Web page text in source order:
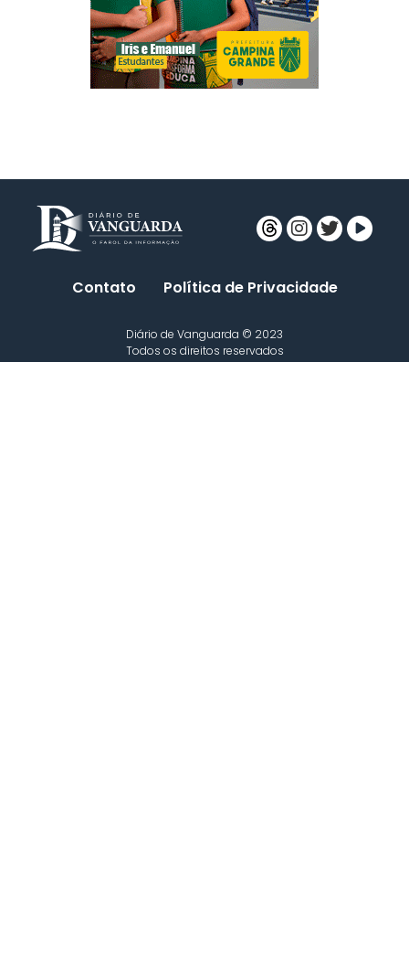
Contato Política de Privacidade
Diário de Vanguarda © 2023
Todos os direitos reservados